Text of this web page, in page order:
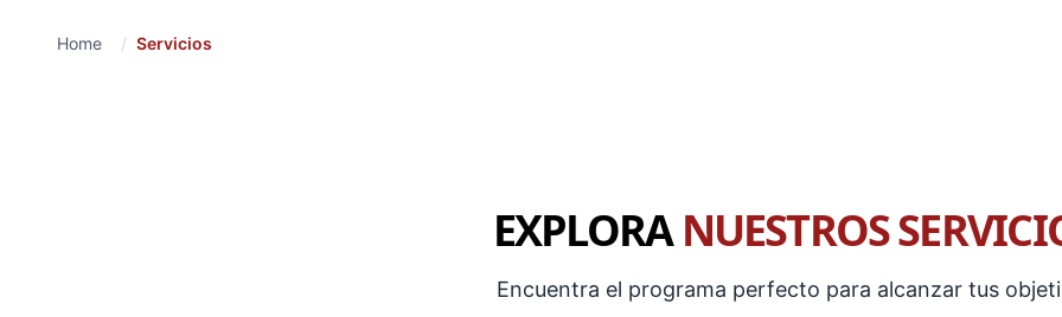
Home / Servicios
EXPLORANUESTROS
Encuentra el programa perfecto para alcanzar tus